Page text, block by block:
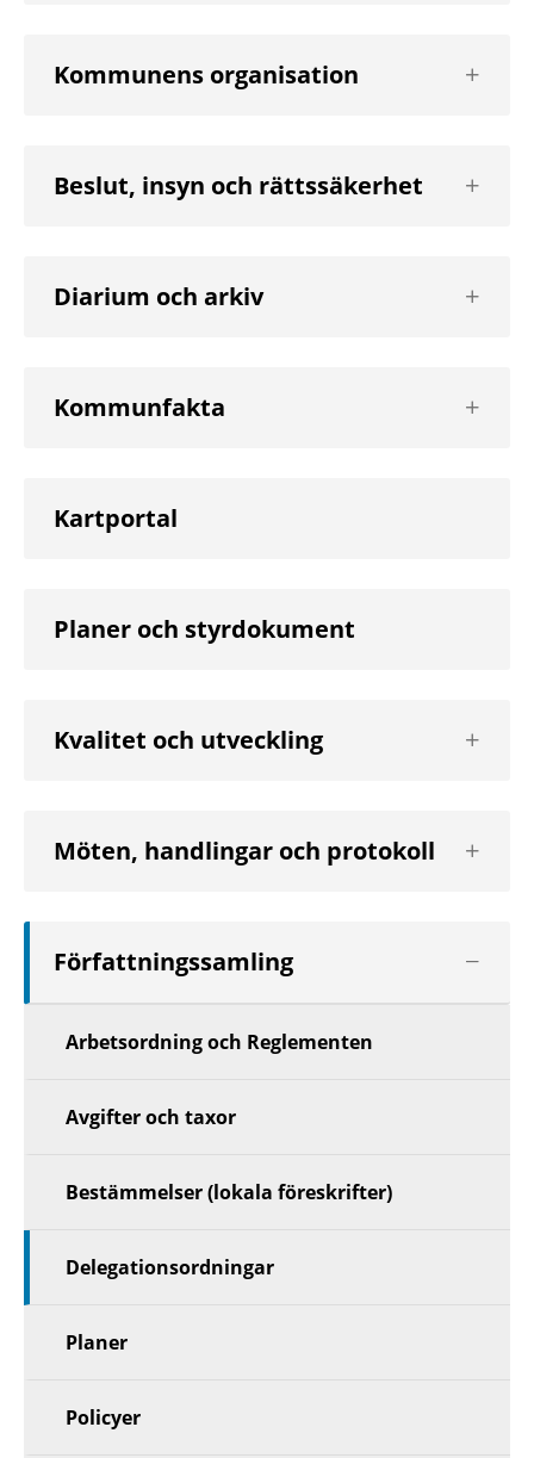
Kommunens organisation
nästa
Beslut, insyn och rättssäkerhet
nästa
Diarium och arkiv
nästa
Kommunfakta
nästa
Kartportal
Planer och styrdokument
Kvalitet och utveckling
nästa
Möten, handlingar och protokoll
nästa
Författningssamling
Arbetsordning och Reglementen
Avgifter och taxor
Bestämmelser (lokala föreskrifter)
Delegationsordningar
Planer
Policyer